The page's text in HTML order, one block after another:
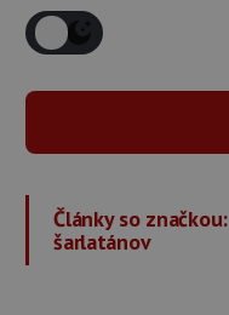
Články so značkou:
šarlatánov